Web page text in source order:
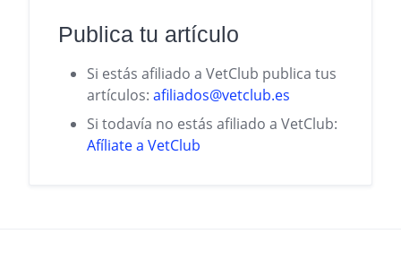
Publica tu artículo
Si estás afiliado a VetClub publica tus
artículos: afiliados@vetclub.es
Si todavía no estás afiliado a VetClub:
Afíliate a VetClub